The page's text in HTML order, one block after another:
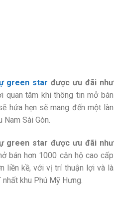
green star được ưu đãi như
quan tâm khi thông tin mở bán
hứa hẹn sẽ mang đến một làn
Sài Gòn.
green star được ưu đãi như
bán hơn 1000 căn hộ cao cấp
liền kề, với vị trí thuận lợi và là
khu Phú Mỹ Hưng.